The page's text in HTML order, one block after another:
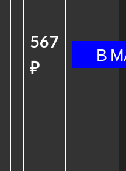
567
₽